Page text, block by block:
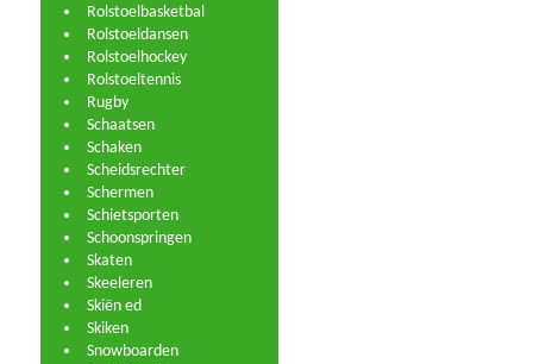
Rolstoelbasketbal
Rolstoeldansen
Rolstoelhockey
Rolstoeltennis
Rugby
Schaatsen
Schaken
Scheidsrechter
Schermen
Schietsporten
Schoonspringen
Skaten
Skeeleren
Skiën ed
Skiken
Snowboarden